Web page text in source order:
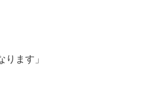
ります」